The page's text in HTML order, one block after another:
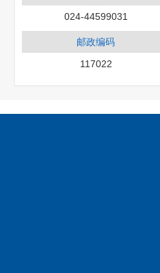
024-44599031
邮政编码
117022